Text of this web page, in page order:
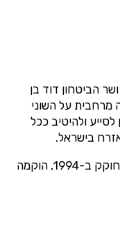
הביטחון דוד בן
חשיבה מרחבית על השוני
ולהיטיב ככל
בישראל.
בעקבות חוק קליטת חיילים משוחררים שחוקק ב-1994, הוקמה